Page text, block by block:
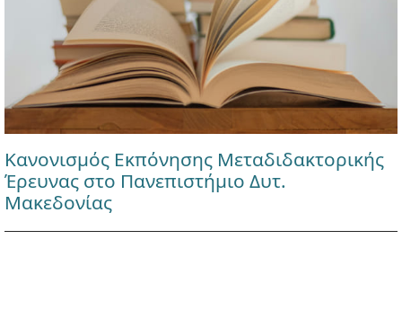
Κανονισμός Εκπόνησης Μεταδιδακτορικής
Έρευνας στο Πανεπιστήμιο Δυτ.
Μακεδονίας